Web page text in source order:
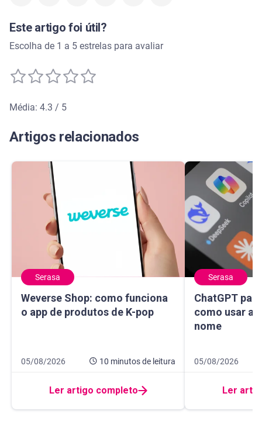
Este artigo foi útil?
Escolha de 1 a 5 estrelas para avaliar
Média: 4.3 / 5
Artigos relacionados
Serasa
Weverse Shop: como funciona
o app de produtos de K-pop
Weverse Shop: como funciona o app de produtos de K-pop
Data de publicação 5 de agosto de 2026
05/08/2026 10 minutosde leitura
10 minutos de leitura
Ler artigo completo
Serasa
ChatGPT
como usar a
nome
ChatGPT para
Data de
05/08/2026
14 minutos de
Ler